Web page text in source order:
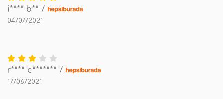
i**** b** /
04/07/2021
r**** c******* /
17/06/2021